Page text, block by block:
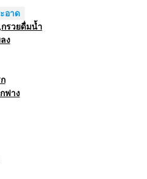
อาด
รวยดื่มน้ำ
ง
ฟาง